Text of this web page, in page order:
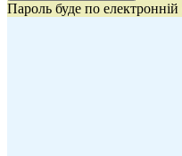
Пароль буде по